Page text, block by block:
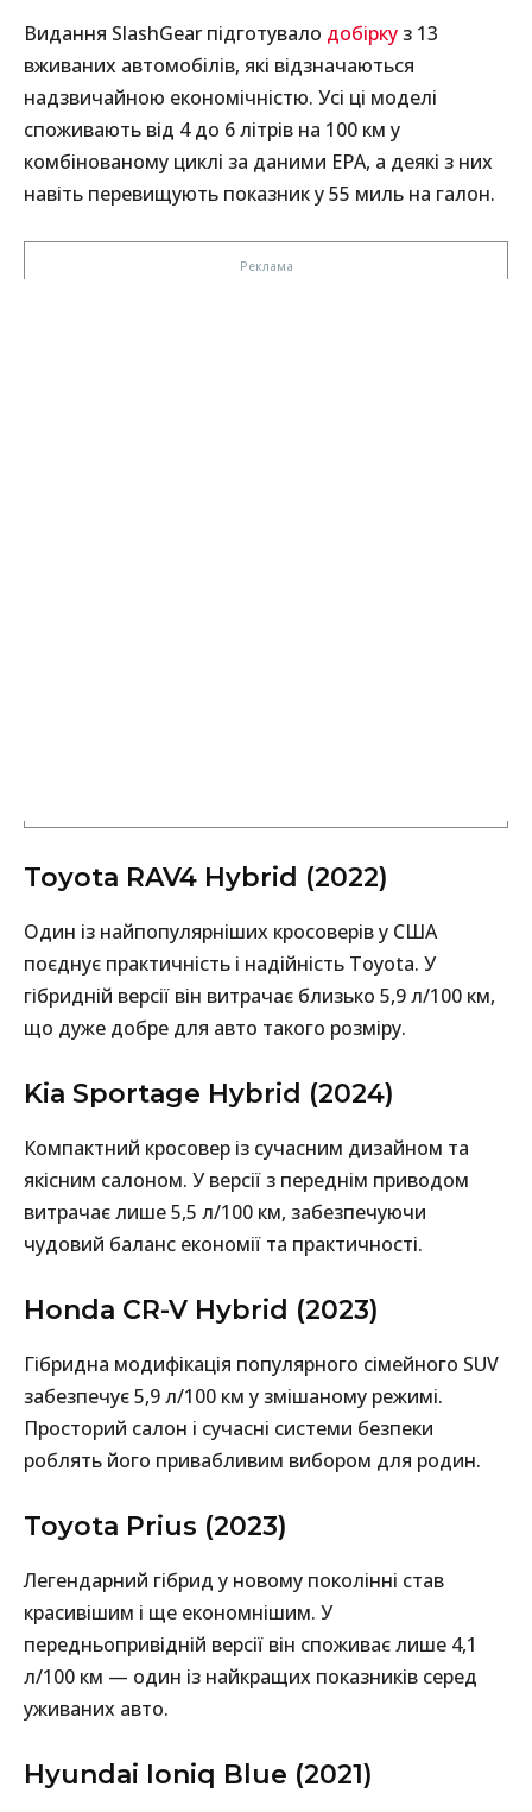
Видання SlashGear підготувало добіркуз 13
вживаних автомобілів, які відзначаються
надзвичайною економічністю. Усі ці моделі
споживають від 4 до 6 літрів на 100 км у
комбінованому циклі за даними EPA, а деякі з них
навіть перевищують показник у 55 миль на галон.
Toyota RAV4 Hybrid (2022)
Один із найпопулярніших кросоверів у США
поєднує практичність і надійність Toyota. У
гібридній версії він витрачає близько 5,9 л/100 км,
що дуже добре для авто такого розміру.
Kia Sportage Hybrid (2024)
Компактний кросовер із сучасним дизайном та
якісним салоном. У версії з переднім приводом
витрачає лише 5,5 л/100 км, забезпечуючи
чудовий баланс економії та практичності.
Honda CR-V Hybrid (2023)
Гібридна модифікація популярного сімейного SUV
забезпечує 5,9 л/100 км у змішаному режимі.
Просторий салон і сучасні системи безпеки
роблять його привабливим вибором для родин.
Toyota Prius (2023)
Легендарний гібрид у новому поколінні став
красивішим і ще економнішим. У
передньопривідній версії він споживає лише 4,1
л/100 км — один із найкращих показників серед
уживаних авто.
Hyundai Ioniq Blue (2021)